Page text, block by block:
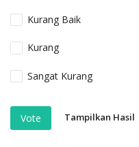
Kurang Baik
Kurang
Sangat Kurang
Vote Tampilkan Hasil